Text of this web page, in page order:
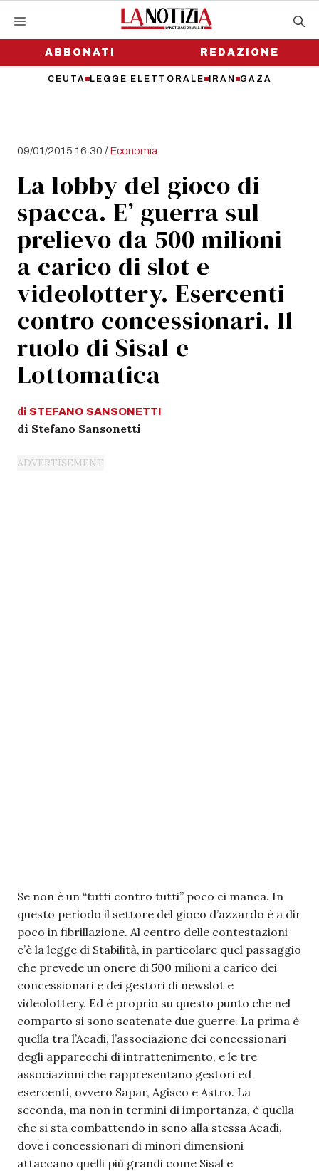
contenutoABBONATI
CEUTA LEGGE ELETTORALE IRAN GAZA
REDAZIONE
09/01/2015 16:30 /Economia
La lobby del gioco di
spacca. E’ guerra sul
prelievo da 500 milioni
a carico di slot e
videolottery. Esercenti
contro concessionari. Il
ruolo di Sisal e
Lottomatica
di STEFANO SANSONETTI
di Stefano Sansonetti
Se non è un “tutti contro tutti” poco ci manca. In
questo periodo il settore del gioco d’azzardo è a dir
poco in fibrillazione. Al centro delle contestazioni
c’è la legge di Stabilità, in particolare quel passaggio
che prevede un onere di 500 milioni a carico dei
concessionari e dei gestori di newslot e
videolottery. Ed è proprio su questo punto che nel
comparto si sono scatenate due guerre. La prima è
quella tra l’Acadi, l’associazione dei concessionari
degli apparecchi di intrattenimento, e le tre
associazioni che rappresentano gestori ed
esercenti, ovvero Sapar, Agisco e Astro. La
seconda, ma non in termini di importanza, è quella
che si sta combattendo in seno alla stessa Acadi,
dove i concessionari di minori dimensioni
attaccano quelli più grandi come Sisal e